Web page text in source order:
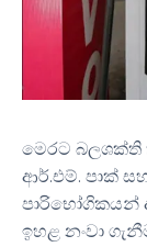
මෙරට බලශක්ති
ආර්.එම්. පාක්
පාරිභෝගිකයන්
ඉහළ නංවා